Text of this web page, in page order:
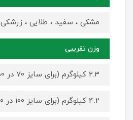
مشکی ، سفید ، طلایی ، زرشکی
وزن تقریبی
2.3 کیلوگرم (برای سایز 70 در 50)
4.2 کیلوگرم (برای سایز 100 در 70)